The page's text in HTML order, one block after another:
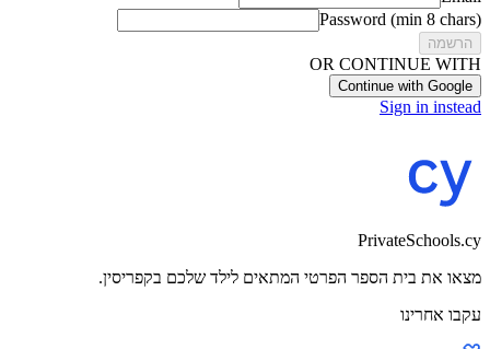
Password (min 8 chars)
הרשמה
OR CONTINUE WITH
Continue with Google
Sign in instead
PrivateSchools.cy
מצאו את בית הספר הפרטי המתאים לילד שלכם בקפריסין.
עקבו אחרינו